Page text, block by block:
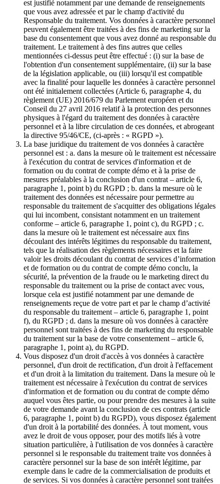
est justifié notamment par une demande de renseignements
que vous avez adressée et par le champ d'activité du
Responsable du traitement. Vos données à caractère personnel
peuvent également être traitées à des fins de marketing sur la
base du consentement que vous avez donné au responsable du
traitement. Le traitement à des fins autres que celles
mentionnées ci-dessus peut être effectué : (i) sur la base de
l'obtention d'un consentement supplémentaire, (ii) sur la base
de la législation applicable, ou (iii) lorsqu'il est compatible
avec la finalité pour laquelle les données à caractère personnel
ont été initialement collectées (Article 6, paragraphe 4, du
règlement (UE) 2016/679 du Parlement européen et du
Conseil du 27 avril 2016 relatif à la protection des personnes
physiques à l'égard du traitement des données à caractère
personnel et à la libre circulation de ces données, et abrogeant
la directive 95/46/CE, (ci-après : « RGPD »).
La base juridique du traitement de vos données à caractère
personnel est : a. dans la mesure où le traitement est nécessaire
à l'exécution du contrat de services d'information et de
formation ou du contrat de compte démo et à la prise de
mesures préalables à la conclusion d'un contrat – article 6,
paragraphe 1, point b) du RGPD ; b. dans la mesure où le
traitement des données est nécessaire pour permettre au
responsable du traitement de s'acquitter des obligations légales
qui lui incombent, consistant notamment en un traitement
conforme – article 6, paragraphe 1, point c), du RGPD ; c.
dans la mesure où le traitement est nécessaire aux fins
découlant des intérêts légitimes du responsable du traitement,
tels que la réalisation des règlements nécessaires et la faire
valoir les droits découlant du contrat de services d’information
et de formation ou du contrat de compte démo conclu, la
sécurité, la prévention de la fraude ou le marketing direct du
responsable du traitement ou la prise de contact avec vous,
lorsque cela est justifié notamment par une demande de
renseignements reçue de votre part et par le champ d’activité
du responsable du traitement – article 6, paragraphe 1, point
f), du RGPD ; d. dans la mesure où vos données à caractère
personnel sont traitées à des fins de marketing du responsable
du traitement sur la base de votre consentement – article 6,
paragraphe 1, point a), du RGPD.
Vous disposez d'un droit d'accès à vos données à caractère
personnel, d'un droit de rectification, d'un droit à l'effacement
et d'un droit à la limitation du traitement. Dans la mesure où le
traitement est nécessaire à l'exécution du contrat de services
d'information et de formation ou du contrat de compte démo
auquel vous êtes partie, ou pour prendre des mesures à la suite
de votre demande avant la conclusion de ces contrats (article
6, paragraphe 1, point b) du RGPD), vous disposez également
d'un droit à la portabilité des données. À tout moment, vous
avez le droit de vous opposer, pour des motifs liés à votre
situation particulière, à l'utilisation de vos données à caractère
personnel si le responsable du traitement traite vos données à
caractère personnel sur la base de son intérêt légitime, par
exemple dans le cadre de la commercialisation de produits et
de services. Si vos données à caractère personnel sont traitées